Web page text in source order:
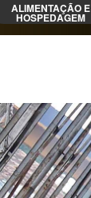
ALIMENTAÇÃO E
HOSPEDAGEM